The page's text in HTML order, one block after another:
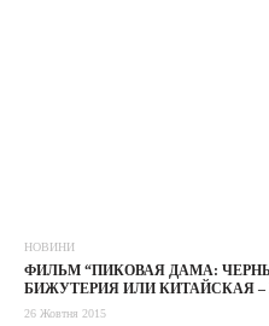
НОВИНИ
ФИЛЬМ “ПИКОВАЯ ДАМА:
БИЖУТЕРИЯ ИЛИ КИТАЙСКАЯ –
26 Жовтня 2015